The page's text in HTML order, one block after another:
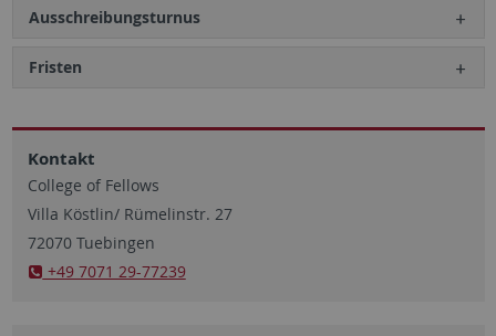
Ausschreibungsturnus
Fristen
Kontakt
College of Fellows
Villa Köstlin/ Rümelinstr. 27
72070 Tuebingen
+49 7071 29-77239